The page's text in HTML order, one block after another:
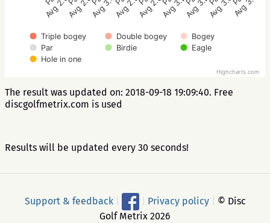
Triple bogey Double bogey
Bogey
Par
Birdie
Eagle
Hole in one
Avg 2.9Avg 2.8Avg 3.4Avg 2.9Avg 2.8Avg 3.2Avg 3.2Avg 3.6Avg 3.1
Highcharts.com
The result was updated on: 2018-09-18 19:09:40. Free
discgolfmetrix.com is used
Results will be updated every 30 seconds!
Support & feedback Privacy policy
© Disc
Golf Metrix 2026